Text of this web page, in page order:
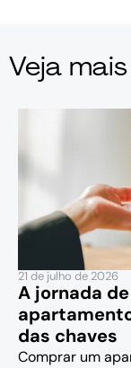
Veja mais
21 de julho de 2026
A jornada
das chaves
Comprar um